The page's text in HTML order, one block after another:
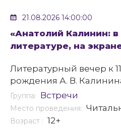
21.08.2026 14:00:00
«Анатолий Калинин:
литературе, на
Литературный вечер к
рождения А. В.
Группа: Встречи
Место проведения:
Возраст : 12+